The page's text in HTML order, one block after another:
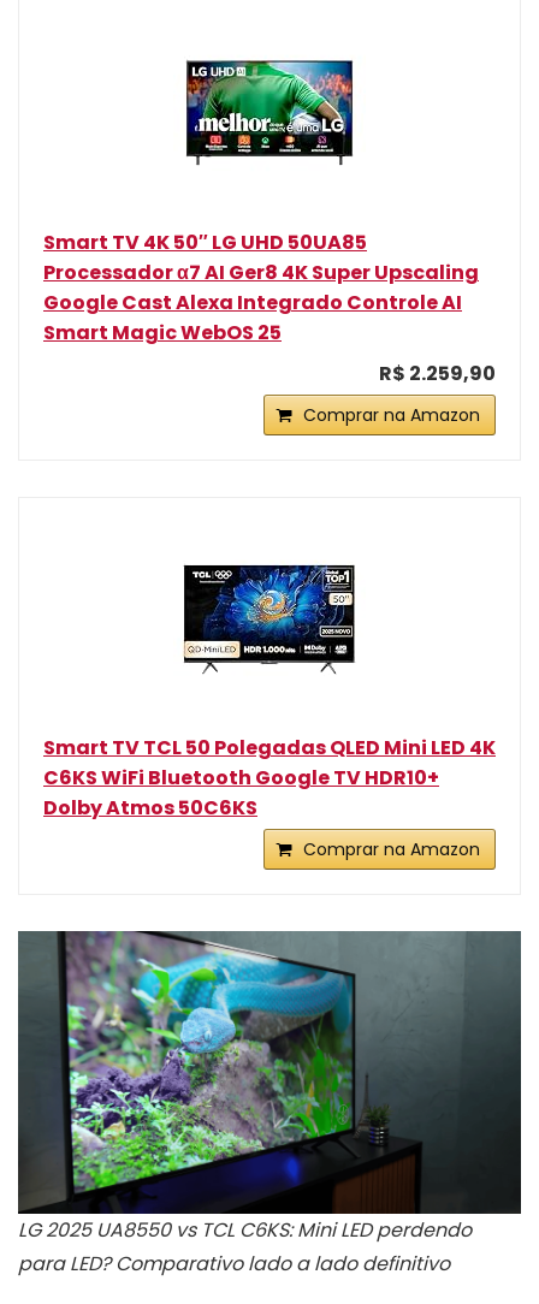
Smart TV 4K 50″ LG UHD 50UA85
Processador α7 AI Ger8 4K Super Upscaling
Google Cast Alexa Integrado Controle AI
Smart Magic WebOS 25
R$ 2.259,90
Comprar na Amazon
Smart TV TCL 50 Polegadas QLED Mini LED 4K
C6KS WiFi Bluetooth Google TV HDR10+
Dolby Atmos 50C6KS
Comprar na Amazon
LG 2025 UA8550 vs TCL C6KS: Mini LED perdendo
para LED? Comparativo lado a lado definitivo